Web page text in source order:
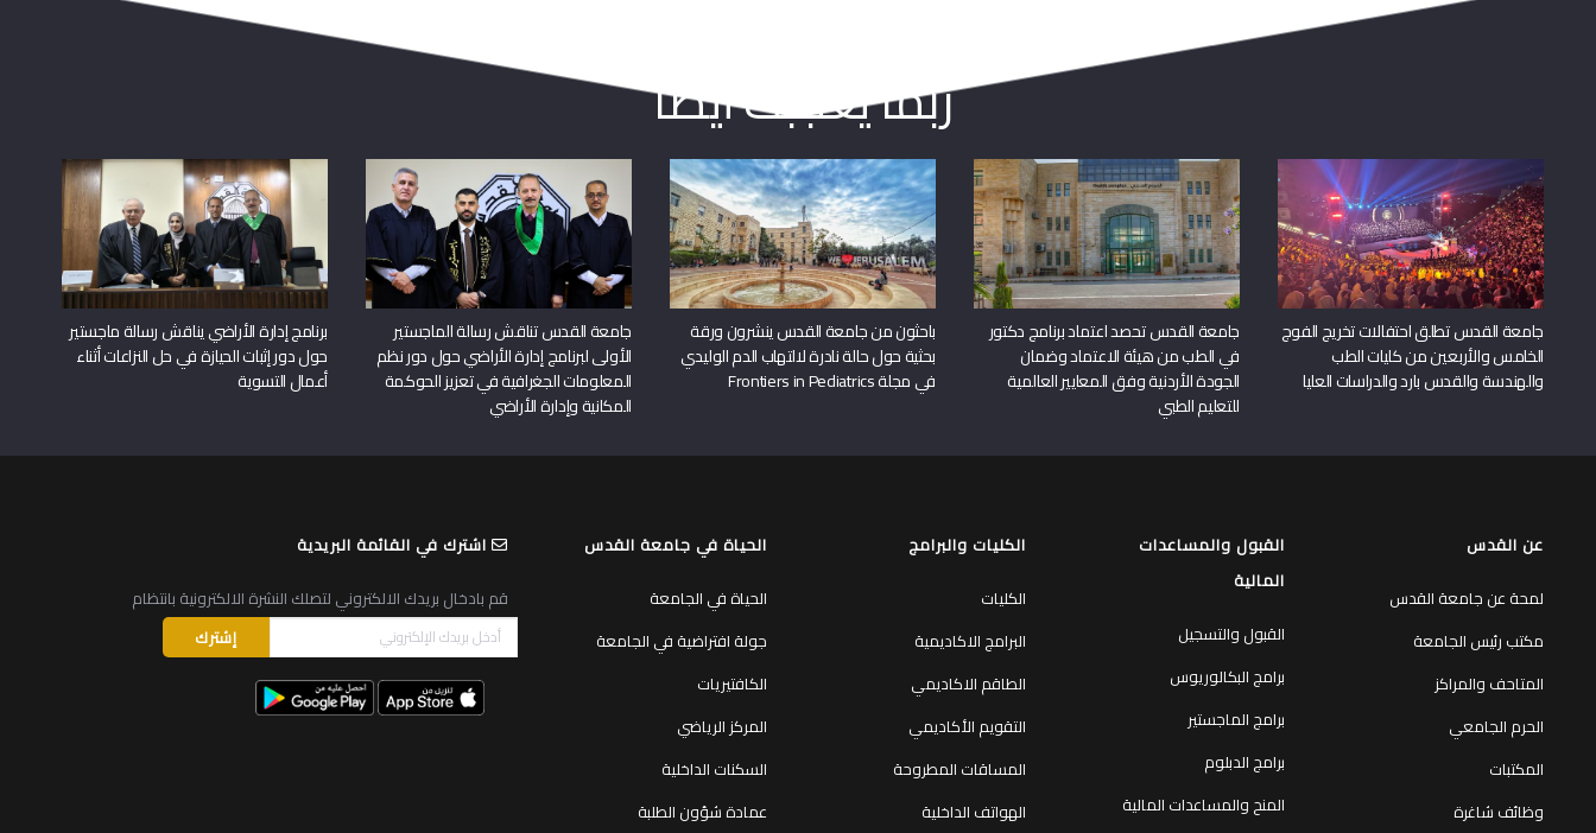
ربما يعجبك أيضا
جامعة القدس تطلق احتفالات تخريج الفوج
الخامس والأربعين من كليات الطب
والهندسة والقدس بارد والدراسات العليا
جامعة القدس تحصد اعتماد برنامج دكتور
في الطب من هيئة الاعتماد وضمان
الجودة الأردنية وفق المعايير العالمية
للتعليم الطبي
باحثون من جامعة القدس ينشرون ورقة
بحثية حول حالة نادرة لالتهاب الدم الوليدي
في مجلة Frontiers in Pediatrics
جامعة القدس تناقش رسالة الماجستير
الأولى لبرنامج إدارة الأراضي حول دور نظم
المعلومات الجغرافية في تعزيز الحوكمة
المكانية وإدارة الأراضي
برنامج إدارة الأراضي يناقش رسالة ماجستير
حول دور إثبات الحيازة في حل النزاعات أثناء
أعمال التسوية
عن القدس
لمحة عن جامعة القدس
مكتب رئيس الجامعة
المتاحف والمراكز
الحرم الجامعي
المكتبات
وظائف شاغرة
القبول والمساعدات
المالية
القبول والتسجيل
برامج البكالوريوس
برامج الماجستير
برامج الدبلوم
المنح والمساعدات المالية
الكليات والبرامج
الكليات
البرامج الاكاديمية
الطاقم الاكاديمي
التقويم الأكاديمي
المساقات المطروحة
الهواتف الداخلية
الحياة في جامعة القدس
الحياة في الجامعة
جولة افتراضية في الجامعة
الكافتيريات
المركز الرياضي
السكنات الداخلية
عمادة شؤون الطلبة
اشترك في القائمة البريدية
قم بادخال بريدك الالكتروني لتصلك النشرة الالكترونية بانتظام